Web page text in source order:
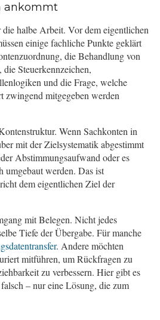
ankommt
halbe Arbeit. Vor dem eigentlichen
einige fachliche Punkte geklärt
die Behandlung von
Steuerkennzeichen,
und die Frage, welche
zwingend mitgegeben werden
Wenn Sachkonten in
mit der Zielsystematik abgestimmt
Abstimmungsaufwand oder es
umgebaut werden. Das ist
dem eigentlichen Ziel der
mit Belegen. Nicht jedes
Tiefe der Übergabe. Für manche
. Andere möchten
mitführen, um Rückfragen zu
zu verbessern. Hier gibt es
– nur eine Lösung, die zum